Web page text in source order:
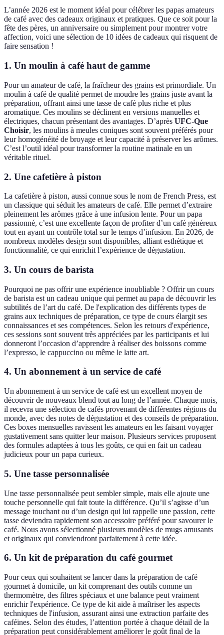
L’année 2026 est le moment idéal pour célébrer les papas amateurs
de café avec des cadeaux originaux et pratiques. Que ce soit pour la
fête des pères, un anniversaire ou simplement pour montrer votre
affection, voici une sélection de 10 idées de cadeaux qui risquent de
faire sensation !
1. Un moulin à café haut de gamme
Pour un amateur de café, la fraîcheur des grains est primordiale. Un
moulin à café de qualité permet de moudre les grains juste avant la
préparation, offrant ainsi une tasse de café plus riche et plus
aromatique. Ces moulins se déclinent en versions manuelles et
électriques, chacun présentant des avantages. D’après UFC-Que
Choisir, les moulins à meules coniques sont souvent préférés pour
leur homogénéité de broyage et leur capacité à préserver les arômes.
C’est l’outil idéal pour transformer la routine matinale en un
véritable rituel.
2. Une cafetière à piston
La cafetière à piston, aussi connue sous le nom de French Press, est
un classique qui séduit les amateurs de café. Elle permet d’extraire
pleinement les arômes grâce à une infusion lente. Pour un papa
passionné, c’est une excellente façon de profiter d’un café généreux
tout en ayant un contrôle total sur le temps d’infusion. En 2026, de
nombreux modèles design sont disponibles, alliant esthétique et
fonctionnalité, ce qui enrichit l’expérience de dégustation.
3. Un cours de barista
Pourquoi ne pas offrir une expérience inoubliable ? Offrir un cours
de barista est un cadeau unique qui permet au papa de découvrir les
subtilités de l’art du café. De l'explication des différents types de
grains aux techniques de préparation, ce type de cours élargit ses
connaissances et ses compétences. Selon les retours d'expérience,
ces sessions sont souvent très appréciées par les participants et lui
donneront l’occasion d’apprendre à réaliser des boissons comme
l’expresso, le cappuccino ou même le latte art.
4. Un abonnement à un service de café
Un abonnement à un service de café est un excellent moyen de
découvrir de nouveaux blend tout au long de l’année. Chaque mois,
il recevra une sélection de cafés provenant de différentes régions du
monde, avec des notes de dégustation et des conseils de préparation.
Ces boxes mensuelles ravissent les amateurs en les faisant voyager
gustativement sans quitter leur maison. Plusieurs services proposent
des formules adaptées à tous les goûts, ce qui en fait un cadeau
judicieux pour un papa curieux.
5. Une tasse personnalisée
Une tasse personnalisée peut sembler simple, mais elle ajoute une
touche personnelle qui fait toute la différence. Qu’il s’agisse d’un
message touchant ou d’un design qui lui rappelle une passion, cette
tasse deviendra rapidement son accessoire préféré pour savourer le
café. Nous avons sélectionné plusieurs modèles de mugs amusants
et originaux qui conviendront parfaitement à cette idée.
6. Un kit de préparation du café gourmet
Pour ceux qui souhaitent se lancer dans la préparation de café
gourmet à domicile, un kit comprenant des outils comme un
thermomètre, des filtres spéciaux et une balance peut vraiment
enrichir l'expérience. Ce type de kit aide à maîtriser les aspects
techniques de l'infusion, assurant ainsi une extraction parfaite des
caféines. Selon des études, l’attention portée à chaque détail de la
préparation peut considérablement améliorer le goût final de la